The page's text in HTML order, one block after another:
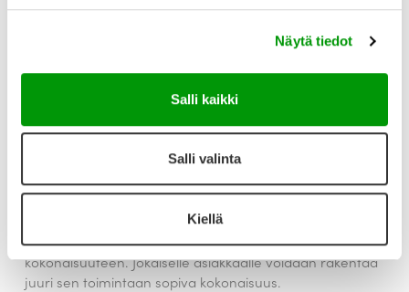
Näytä tiedot
Salli kaikki
Salli valinta
Kiellä
Monipuolinen integroiminen
avaaa toimintamahdollisuuksia
Haka kuvaa nykyaikaista toiminnanohjausjärjestelmää
eräänlaisena verkostokeskuksena, jonka ympärille koko
korjaamon digitaalinen toimintaympäristö rakentuu.
Varaosatoimittajien katalogit, työohjeajat,
puhelinjärjestelmät, ajanvaraukset asiakas- ja
ajoneuvorekisterit voidaan yhdistää samaan
kokonaisuuteen. Jokaiselle asiakkaalle voidaan rakentaa
juuri sen toimintaan sopiva kokonaisuus.